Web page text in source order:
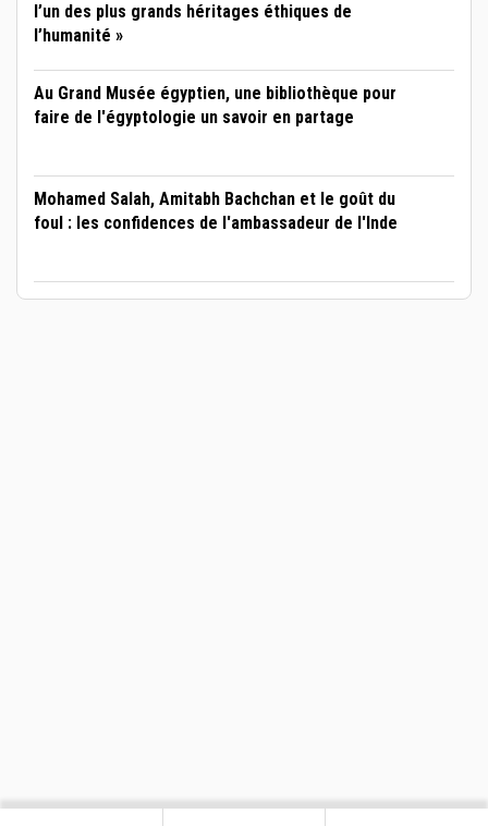
l’un des plus grands héritages éthiques de
l’humanité »
Au Grand Musée égyptien, une bibliothèque pour
faire de l'égyptologie un savoir en partage
Mohamed Salah, Amitabh Bachchan et le goût du
foul : les confidences de l'ambassadeur de l'Inde